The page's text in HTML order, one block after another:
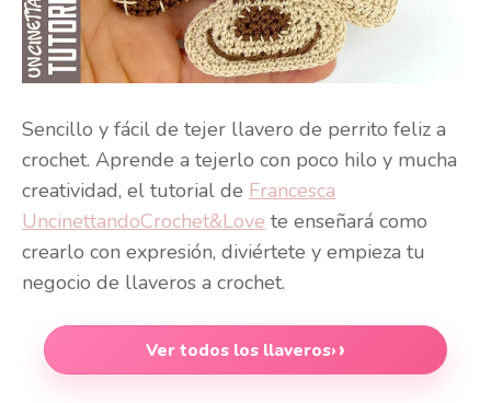
Sencillo y fácil de tejer llavero de perrito feliz a
crochet. Aprende a tejerlo con poco hilo y mucha
creatividad, el tutorial de Francesca
UncinettandoCrochet&Love te enseñará como
crearlo con expresión, diviértete y empieza tu
negocio de llaveros a crochet.
Ver todos los llaveros›